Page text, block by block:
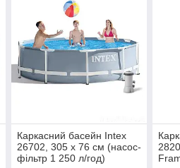
Каркасний басейн Intex
26702, 305 x 76 см (насос-
фільтр 1 250 л/год)